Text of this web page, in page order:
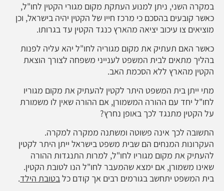
במקרה השני, ניתן למנוע העתקת מקום מגורי הקטין לחו"ל,
כאשר קובעים בהסכם כי מרכז חייו של הקטין יהיה בישראל, וכן
מוציאים צו עיכוב יציאה מהארץ כנגד הקטין עד בגרותו.
כאשר האם תעתיק את מקום מגוריה לחו"ל יהא עליה לפנות
בהליך מתאים לבית המשפט לענייני משפחה לצורך הוצאת
הקטין מהארץ ללא הסכמת האב.
מתי ייתן בית המשפט היתר לקטין להעתיק את מקום מגוריו
לחו"ל יחד עם ההורה המשמורן, אם ההורה שאין לו משמורת
על הקטין מתנגד לכך באופן נחרץ?
התשובה לכך אינה פשוטה ומשתנה ממקרה למקרה.
העקרונות המנחים הם שבית משפט בישראל ייתן היתר לקטין
להעתיק את מקום מגוריו לחו"ל, למרות התנגדות ההורה
שאינו משמורן, אם ימצא שהמעבר לחו"ל הנו לטובת הקטין.
בית המשפט יתחשב בגורמים רבים אך קודם כלבטובת הילד.